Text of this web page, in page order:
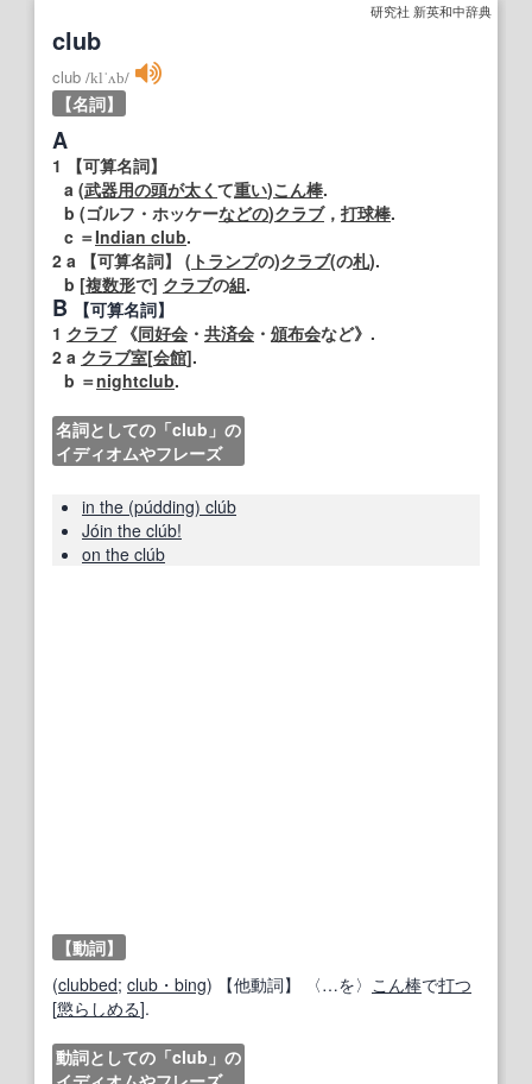
研究社 新英和中辞典
club
club /klˈʌb/
【名詞】
A
1
【可算名詞】
a (武器用の頭が太く て重い)こん棒.
b (ゴルフ・ホッケーなどの)クラブ， 打球棒.
c ＝Indian club.
2 a 【可算名詞】 ( トランプの)クラブ(の札).
b [複数形で] クラブの組.
B
【可算名詞】
1 クラブ《同好会 ・ 共済会 ・ 頒布会など》.
2 a クラブ室[会館].
b ＝nightclub.
名詞としての「club」の
イディオムやフレーズ
in the (púdding) clúb
Jóin the clúb!
on the clúb
【動詞】
(clubbed; club・bing) 【他動詞】 〈…を〉 こん棒で打つ
[懲らしめる].
動詞としての「club」の